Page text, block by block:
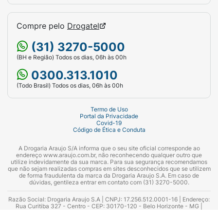
32%. CONTÉM LEITE, SOJA. NAO CONTÉM
GLÚTEN.Conservar sempre em lugar fresco
e seco. Não expor diretamente ao sol.
Compre pelo Drogatel
(31) 3270-5000
(BH e Região) Todos os dias, 06h às 00h
0300.313.1010
(Todo Brasil) Todos os dias, 06h às 00h
Termo de Uso
Portal da Privacidade
Covid-19
Código de Ética e Conduta
A Drogaria Araujo S/A informa que o seu site oficial corresponde ao
endereço www.araujo.com.br, não reconhecendo qualquer outro que
utilize indevidamente da sua marca. Para sua segurança recomendamos
que não sejam realizadas compras em sites desconhecidos que se utilizem
de forma fraudulenta da marca da Drogaria Araujo S.A. Em caso de
dúvidas, gentileza entrar em contato com (31) 3270-5000.
Razão Social: Drogaria Araujo S.A | CNPJ: 17.256.512.0001-16 | Endereço:
Rua Curitiba 327 - Centro - CEP: 30170-120 - Belo Horizonte - MG |